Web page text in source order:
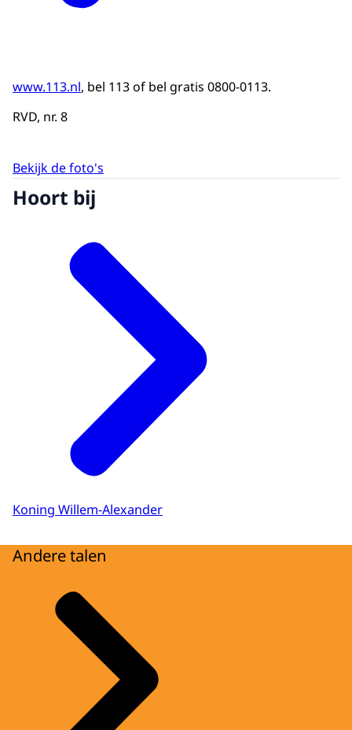
www.113.nl, bel 113 of bel gratis 0800-0113.
RVD, nr. 8
Bekijk de foto's
Hoort bij
Koning Willem-Alexander
Andere talen